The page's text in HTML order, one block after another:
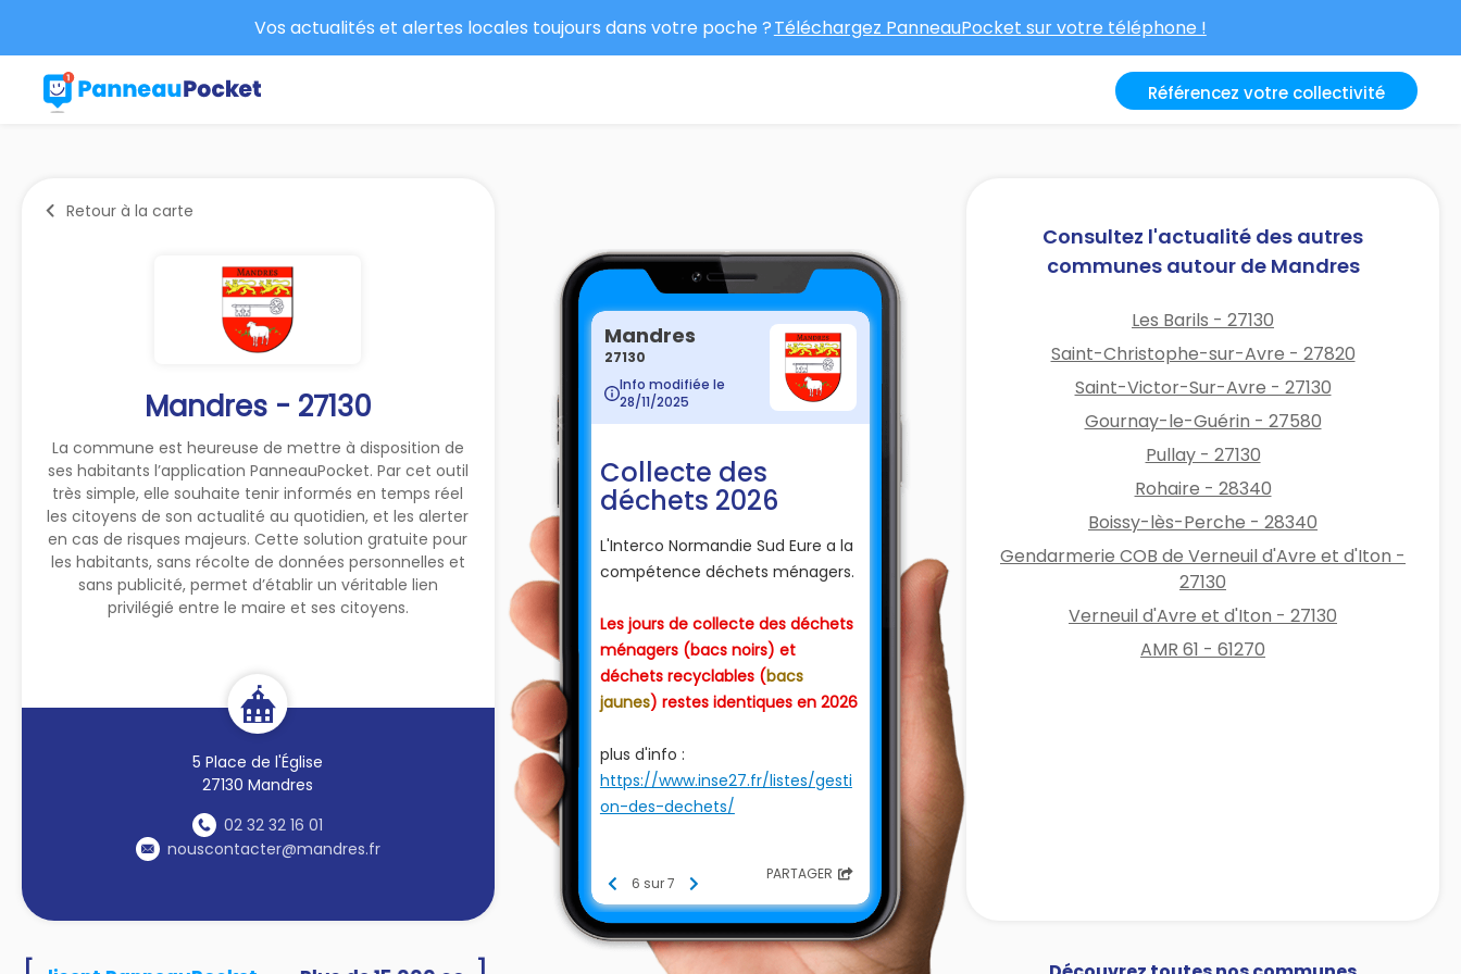
Vos actualités et alertes locales toujours dans votre poche ?Téléchargez PanneauPocket sur votre téléphone !
Référencez votre collectivité
Retour à la carte
Mandres - 27130
La commune est heureuse de mettre à disposition de
ses habitants l’application PanneauPocket. Par cet outil
très simple, elle souhaite tenir informés en temps réel
les citoyens de son actualité au quotidien, et les alerter
en cas de risques majeurs. Cette solution gratuite pour
les habitants, sans récolte de données personnelles et
sans publicité, permet d’établir un véritable lien
privilégié entre le maire et ses citoyens.
5 Place de l'Église
27130 Mandres
02 32 32 16 01
nouscontacter@mandres.fr
Mandres
27130
Info modifiée le
28/11/2025
Collecte des
déchets 2026
L'Interco Normandie Sud Eure a la
compétence déchets ménagers.
Les jours de collecte des déchets
ménagers (bacs noirs) et
déchets recyclables (bacs
jaunes) restes identiques en 2026
plus d'info :
https://www.inse27.fr/listes/gesti
on-des-dechets/
collecte des déchets ménagers
2026
(cliquer sur l'image pour voir le
calendrier)
6 sur 7 PARTAGER
Consultez l'actualité des autres
communes autour de Mandres
Les Barils - 27130
Saint-Christophe-sur-Avre - 27820
Saint-Victor-Sur-Avre - 27130
Gournay-le-Guérin - 27580
Pullay - 27130
Rohaire - 28340
Boissy-lès-Perche - 28340
Gendarmerie COB de Verneuil d'Avre et d'Iton -
27130
Verneuil d'Avre et d'Iton - 27130
AMR 61 - 61270